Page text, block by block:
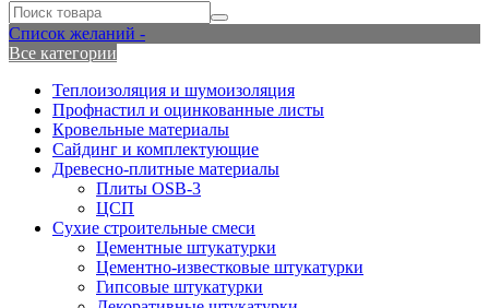
Список желаний -
Все категории
Теплоизоляция и шумоизоляция
Профнастил и оцинкованные листы
Кровельные материалы
Сайдинг и комплектующие
Древесно-плитные материалы
Плиты OSB-3
ЦСП
Сухие строительные смеси
Цементные штукатурки
Цементно-известковые штукатурки
Гипсовые штукатурки